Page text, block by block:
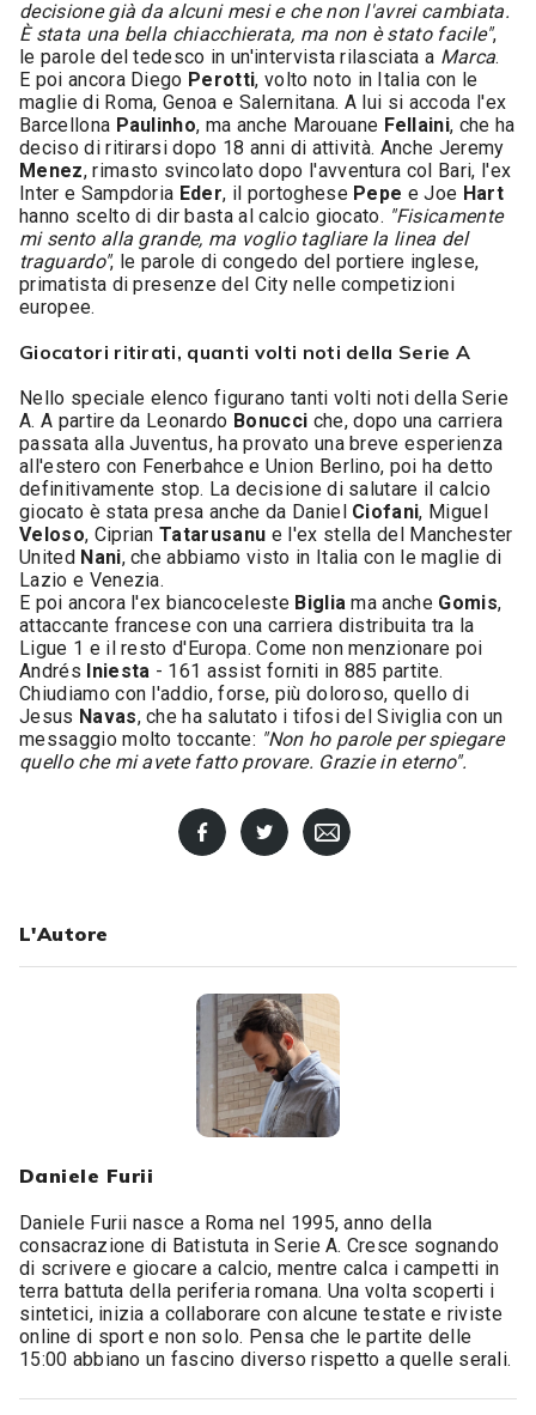
decisione già da alcuni mesi e che non l'avrei cambiata.
È stata una bella chiacchierata, ma non è stato facile",
le parole del tedesco in un'intervista rilasciata a Marca.
E poi ancora Diego Perotti, volto noto in Italia con le
maglie di Roma, Genoa e Salernitana. A lui si accoda l'ex
Barcellona Paulinho, ma anche Marouane Fellaini, che ha
deciso di ritirarsi dopo 18 anni di attività. Anche Jeremy
Menez, rimasto svincolato dopo l'avventura col Bari, l'ex
Inter e Sampdoria Eder, il portoghese Pepe e Joe Hart
hanno scelto di dir basta al calcio giocato. "Fisicamente
mi sento alla grande, ma voglio tagliare la linea del
traguardo", le parole di congedo del portiere inglese,
primatista di presenze del City nelle competizioni
europee.
Giocatori ritirati, quanti volti noti della Serie A
Nello speciale elenco figurano tanti volti noti della Serie
A. A partire da Leonardo Bonucci che, dopo una carriera
passata alla Juventus, ha provato una breve esperienza
all'estero con Fenerbahce e Union Berlino, poi ha detto
definitivamente stop. La decisione di salutare il calcio
giocato è stata presa anche da Daniel Ciofani, Miguel
Veloso, CiprianTatarusanu e l'ex stella del Manchester
United Nani, che abbiamo visto in Italia con le maglie di
Lazio e Venezia.
E poi ancora l'ex biancoceleste Biglia ma anche Gomis,
attaccante francese con una carriera distribuita tra la
Ligue 1 e il resto d'Europa. Come non menzionare poi
Andrés Iniesta - 161 assist forniti in 885 partite.
Chiudiamo con l'addio, forse, più doloroso, quello di
Jesus Navas, che ha salutato i tifosi del Siviglia con un
messaggio molto toccante: "Non ho parole per spiegare
quello che mi avete fatto provare. Grazie in eterno".
L'Autore
Daniele Furii
Daniele Furii nasce a Roma nel 1995, anno della
consacrazione di Batistuta in Serie A. Cresce sognando
di scrivere e giocare a calcio, mentre calca i campetti in
terra battuta della periferia romana. Una volta scoperti i
sintetici, inizia a collaborare con alcune testate e riviste
online di sport e non solo. Pensa che le partite delle
15:00 abbiano un fascino diverso rispetto a quelle serali.